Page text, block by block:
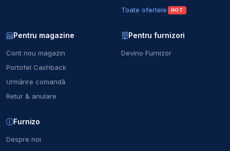
Toate ofertele
HOT
Pentru magazine
Cont nou magazin
Portofel Cashback
Urmărire comandă
Retur & anulare
Pentru furnizori
Devino Furnizor
Furnizo
Despre noi